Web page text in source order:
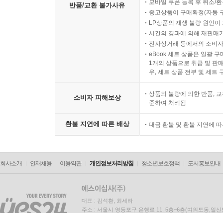
반품/교환 불가사유
모바일 쿠폰 등록 후 취소/
중고상품이 구매확정(자동
LP상품의 재생 불량 원인
시간의 경과에 의해 재판매
전자상거래 등에서의 소비
eBook 세트 상품은 일괄 구
1개의 상품으로 취급 및 판
우, 세트 상품 전부 및 세트
소비자 피해보상
상품의 불량에 의한 반품,
준하여 처리됨
환불 지연에 따른 배상 대금 환불 및 환불 지연에
회사소개 인재채용 이용약관 개인정보처리방침 청소년보호정책 도서홍보안내
대표 : 김석환, 최세라
주소 : 서울시 영등포구 은행로 11, 5층~6층(여의도동,일신